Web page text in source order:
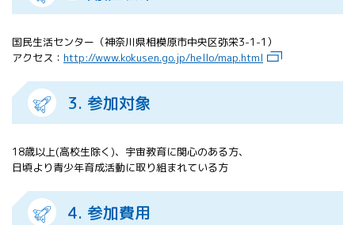
セミナー
宇宙教育会
議）
ISEB学生派
国民生活センター（神奈川県相模原市中央区弥栄3-1-1）
アクセス： http://www.kokusen.go.jp/hello/map.html
3. 参加対象
18歳以上(高校生除く)、宇宙教育に関心のある方、
日頃より青少年育成活動に取り組まれている方
4. 参加費用